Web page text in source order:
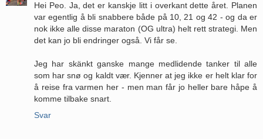
Hei Peo. Ja, det er kanskje litt i overkant dette året. Planen
var egentlig å bli snabbere både på 10, 21 og 42 - og da er
nok ikke alle disse maraton (OG ultra) helt rett strategi. Men
det kan jo bli endringer også. Vi får se.
Jeg har skänkt ganske mange medlidende tanker til alle
som har snø og kaldt vær. Kjenner at jeg ikke er helt klar for
å reise fra varmen her - men man får jo heller bare håpe å
komme tilbake snart.
Svar